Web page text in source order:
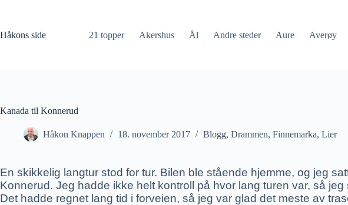
Håkons side
21 topper Akershus Ål Andre steder Aure Averøy
Kanada til Konnerud
Håkon Knappen 18. november 2017 Blogg, Drammen, Finnemarka, Lier
En skikkelig langtur stod for tur. Bilen ble stående hjemme, og jeg
Konnerud. Jeg hadde ikke helt kontroll på hvor lang turen var, så
Det hadde regnet lang tid i forveien, så jeg var glad det meste av